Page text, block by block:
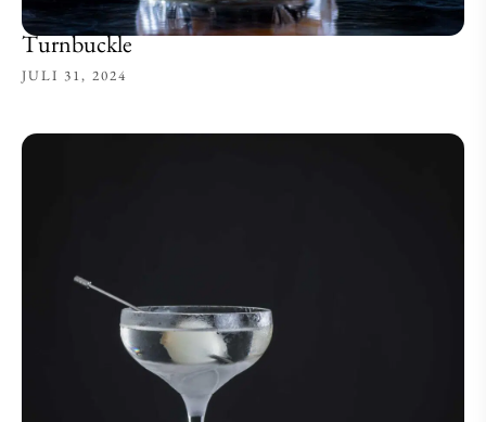
Turnbuckle
JULI 31, 2024